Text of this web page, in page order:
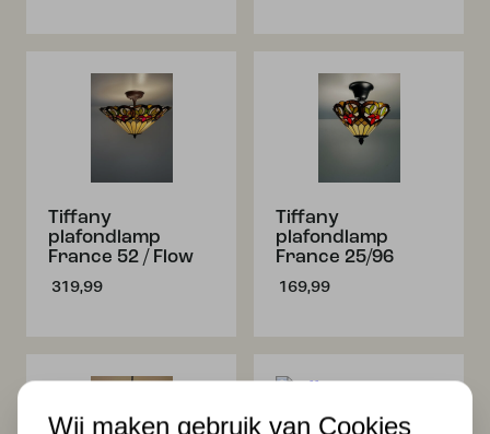
Tiffany
plafondlamp
France 52 / Flow
319,99
Tiffany
plafondlamp
France 25/96
169,99
Wij maken gebruik van Cookies